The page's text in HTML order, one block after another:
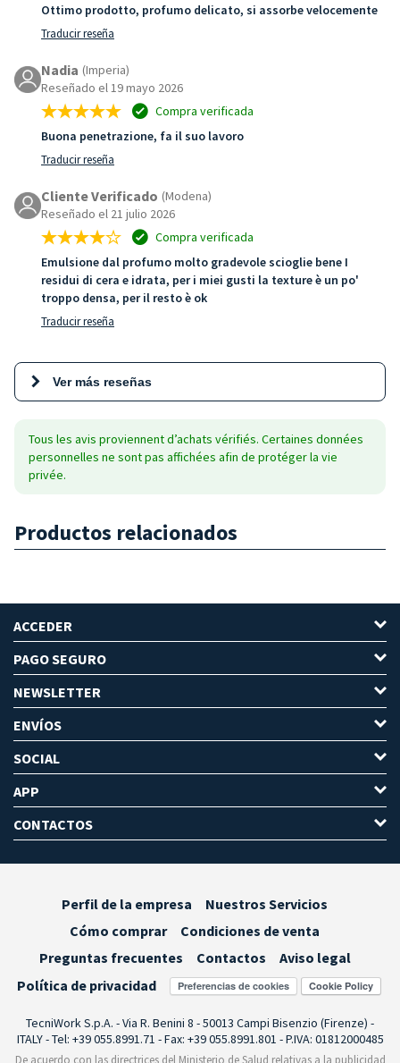
Ottimo prodotto, profumo delicato, si assorbe velocemente
Traducir reseña
Nadia (Imperia)
Reseñado el 19 mayo 2026
Compra verificada
Buona penetrazione, fa il suo lavoro
Traducir reseña
Cliente Verificado (Modena)
Reseñado el 21 julio 2026
Compra verificada
Emulsione dal profumo molto gradevole scioglie bene I
residui di cera e idrata, per i miei gusti la texture è un po'
troppo densa, per il resto è ok
Traducir reseña
Ver más reseñas
Tous les avis proviennent d’achats vérifiés. Certaines données
personnelles ne sont pas affichées afin de protéger la vie
privée.
Productos relacionados
ACCEDER
PAGO SEGURO
NEWSLETTER
ENVÍOS
SOCIAL
APP
CONTACTOS
Perfil de la empresa
Nuestros Servicios
Cómo comprar
Condiciones de venta
Preguntas frecuentes
Contactos
Aviso legal
Política de privacidad
Preferencias de cookies
TecniWork S.p.A. - Via R. Benini 8 - 50013 Campi Bisenzio (Firenze) -
ITALY - Tel: +39 055.8991.71 - Fax: +39 055.8991.801 - P.IVA: 01812000485
De acuerdo con las directrices del Ministerio de Salud relativas a la publicidad